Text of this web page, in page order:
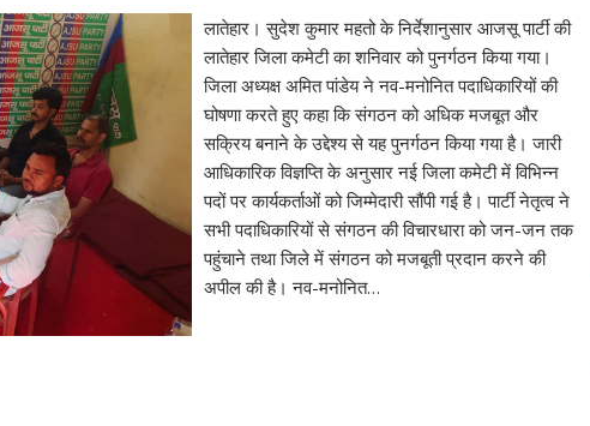
लातेहार। सुदेश कुमार महतो के निर्देशानुसार आजसू पार्टी की
लातेहार जिला कमेटी का शनिवार को पुनर्गठन किया गया।
जिला अध्यक्ष अमित पांडेय ने नव-मनोनित पदाधिकारियों की
घोषणा करते हुए कहा कि संगठन को अधिक मजबूत और
सक्रिय बनाने के उद्देश्य से यह पुनर्गठन किया गया है। जारी
आधिकारिक विज्ञप्ति के अनुसार नई जिला कमेटी में विभिन्न
पदों पर कार्यकर्ताओं को जिम्मेदारी सौंपी गई है। पार्टी नेतृत्व ने
सभी पदाधिकारियों से संगठन की विचारधारा को जन-जन तक
पहुंचाने तथा जिले में संगठन को मजबूती प्रदान करने की
अपील की है। नव-मनोनित…